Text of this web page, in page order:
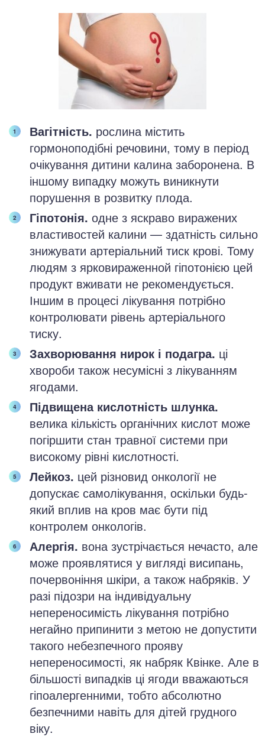
Вагітність. рослина містить
гормоноподібні речовини, тому в період
очікування дитини калина заборонена. В
іншому випадку можуть виникнути
порушення в розвитку плода.
Гіпотонія. одне з яскраво виражених
властивостей калини — здатність сильно
знижувати артеріальний тиск крові. Тому
людям з ярковираженной гіпотонією цей
продукт вживати не рекомендується.
Іншим в процесі лікування потрібно
контролювати рівень артеріального
тиску.
Захворювання нирок і подагра. ці
хвороби також несумісні з лікуванням
ягодами.
Підвищена кислотність шлунка.
велика кількість органічних кислот може
погіршити стан травної системи при
високому рівні кислотності.
Лейкоз. цей різновид онкології не
допускає самолікування, оскільки будь-
який вплив на кров має бути під
контролем онкологів.
Алергія. вона зустрічається нечасто, але
може проявлятися у вигляді висипань,
почервоніння шкіри, а також набряків. У
разі підозри на індивідуальну
непереносимість лікування потрібно
негайно припинити з метою не допустити
такого небезпечного прояву
непереносимості, як набряк Квінке. Але в
більшості випадків ці ягоди вважаються
гіпоалергенними, тобто абсолютно
безпечними навіть для дітей грудного
віку.